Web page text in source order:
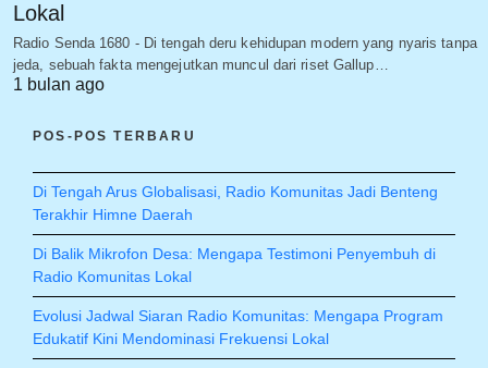
Lokal
Radio Senda 1680 - Di tengah deru kehidupan modern yang nyaris tanpa
jeda, sebuah fakta mengejutkan muncul dari riset Gallup…
1 bulan ago
POS-POS TERBARU
Di Tengah Arus Globalisasi, Radio Komunitas Jadi Benteng
Terakhir Himne Daerah
Di Balik Mikrofon Desa: Mengapa Testimoni Penyembuh di
Radio Komunitas Lokal
Evolusi Jadwal Siaran Radio Komunitas: Mengapa Program
Edukatif Kini Mendominasi Frekuensi Lokal